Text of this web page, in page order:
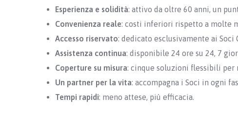
Esperienza e solidità: attivo da oltre 60 anni, un
Convenienza reale: costi inferiori rispetto a molte
Accesso riservato: dedicato esclusivamente ai
Assistenza continua: disponibile 24 ore su 24, 7
Coperture su misura: cinque soluzioni flessibili per
Un partner per la vita: accompagna i Soci in ogni
Tempi rapidi: meno attese, più efficacia.